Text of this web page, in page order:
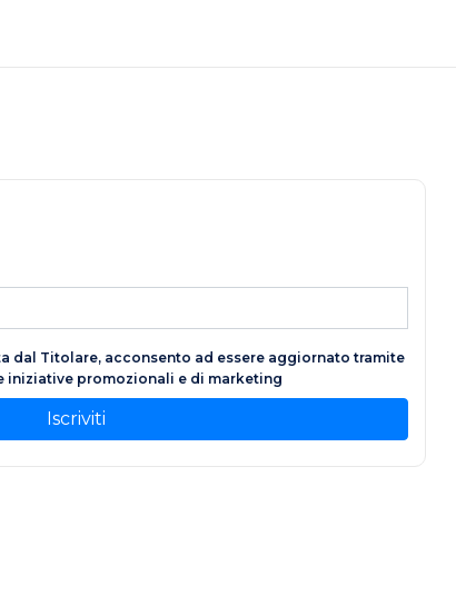
dal Titolare, acconsento ad essere aggiornato tramite
iniziative promozionali e di marketing
Iscriviti